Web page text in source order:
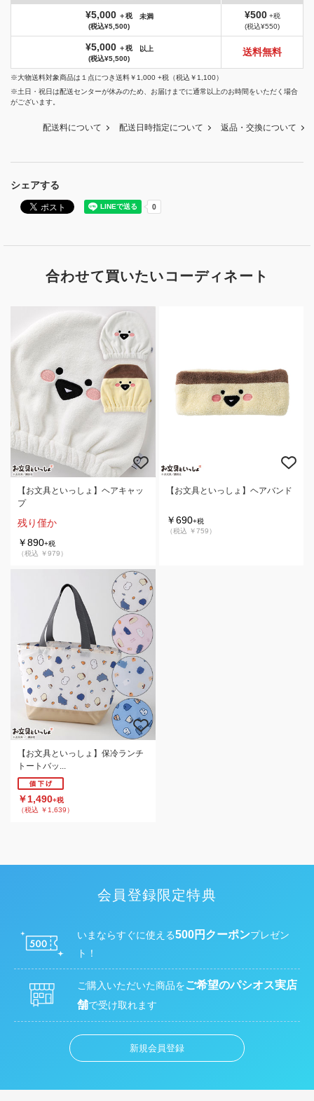
シェアする
¥5,000 ＋税
(税込¥5,500)
未満 ¥500+税
(税込¥550)
¥5,000 ＋税
(税込¥5,500)
以上 送料無料
※大物送料対象商品は１点につき送料￥1,000 +税（税込￥1,100）
※土日・祝日は配送センターが休みのため、お届けまでに通常以上のお時間をいただく場合
がございます。
配送料について 配送日時指定について 返品・交換について
合わせて買いたいコーディネート
【お文具といっしょ】ヘアキャッ
プ
残り僅か
￥890+税
（税込 ￥979）
【お文具といっしょ】ヘアバンド
￥690+税
（税込 ￥759）
【お文具といっしょ】保冷ランチ
トートバッ...
￥1,490+税
（税込 ￥1,639）
会員登録限定特典
いまならすぐに使える500円クーポンプレゼン
ト！
ご購入いただいた商品をご希望のパシオス実店
舗で受け取れます
新規会員登録